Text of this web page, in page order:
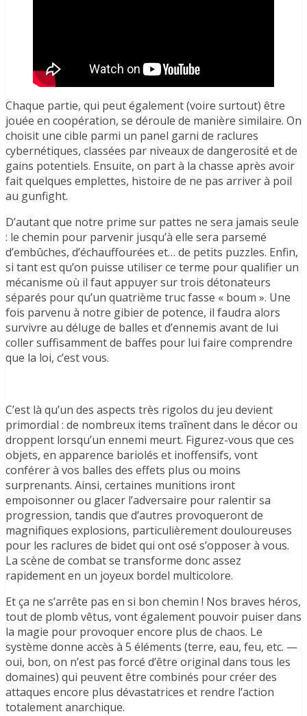
Chaque partie, qui peut également (voire surtout) être
jouée en coopération, se déroule de manière similaire. On
choisit une cible parmi un panel garni de raclures
cybernétiques, classées par niveaux de dangerosité et de
gains potentiels. Ensuite, on part à la chasse après avoir
fait quelques emplettes, histoire de ne pas arriver à poil
au gunfight.
D’autant que notre prime sur pattes ne sera jamais seule
: le chemin pour parvenir jusqu’à elle sera parsemé
d’embûches, d’échauffourées et… de petits puzzles. Enfin,
si tant est qu’on puisse utiliser ce terme pour qualifier un
mécanisme où il faut appuyer sur trois détonateurs
séparés pour qu’un quatrième truc fasse « boum ». Une
fois parvenu à notre gibier de potence, il faudra alors
survivre au déluge de balles et d’ennemis avant de lui
coller suffisamment de baffes pour lui faire comprendre
que la loi, c’est vous.
C’est là qu’un des aspects très rigolos du jeu devient
primordial : de nombreux items traînent dans le décor ou
droppent lorsqu’un ennemi meurt. Figurez-vous que ces
objets, en apparence bariolés et inoffensifs, vont
conférer à vos balles des effets plus ou moins
surprenants. Ainsi, certaines munitions iront
empoisonner ou glacer l’adversaire pour ralentir sa
progression, tandis que d’autres provoqueront de
magnifiques explosions, particulièrement douloureuses
pour les raclures de bidet qui ont osé s’opposer à vous.
La scène de combat se transforme donc assez
rapidement en un joyeux bordel multicolore.
Et ça ne s’arrête pas en si bon chemin ! Nos braves héros,
tout de plomb vêtus, vont également pouvoir puiser dans
la magie pour provoquer encore plus de chaos. Le
système donne accès à 5 éléments (terre, eau, feu, etc. —
oui, bon, on n’est pas forcé d’être original dans tous les
domaines) qui peuvent être combinés pour créer des
attaques encore plus dévastatrices et rendre l’action
totalement anarchique.